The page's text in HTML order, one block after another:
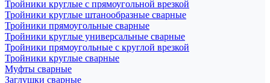
Тройники круглые с прямоугольной врезкой
Тройники круглые штанообразные сварные
Тройники прямоугольные сварные
Тройники круглые универсальные сварные
Тройники прямоугольные с круглой врезкой
Тройники круглые сварные
Муфты сварные
Заглушки сварные